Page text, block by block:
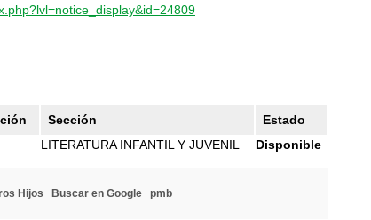
Sección
Estado
LITERATURA INFANTIL Y JUVENIL Disponible
Hijos Buscar en Google pmb